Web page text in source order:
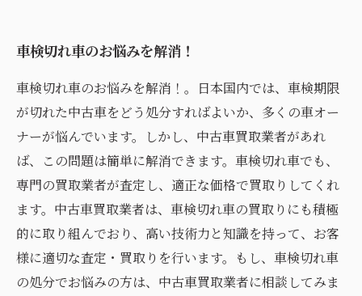
車検切れ車のお悩みを解消！
車検切れ車のお悩みを解消！。日本国内では、車検期限
が切れた中古車をどう処分すればよいか、多くの車オー
ナーが悩んでいます。しかし、中古車買取業者があれ
ば、この問題は簡単に解消できます。車検切れ車でも、
専門の買取業者が査定し、適正な価格で買取りしてくれ
ます。中古車買取業者は、車検切れ車の買取りにも積極
的に取り組んでおり、高い技術力と知識を持って、お客
様に適切な査定・買取りを行います。もし、車検切れ車
の処分でお悩みの方は、中古車買取業者に相談してみま